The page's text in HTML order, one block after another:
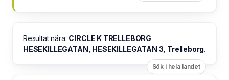
Resultat nära: CIRCLE K TRELLEBORG
HESEKILLEGATAN, HESEKILLEGATAN 3, Trelleborg.
Sök i hela landet